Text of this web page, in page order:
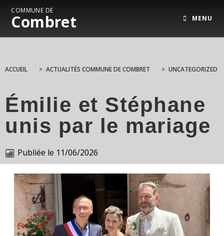
COMMUNE DE
Combret MENU
ACCUEIL > ACTUALITÉS COMMUNE DE COMBRET > UNCATEGORIZED
Émilie et Stéphane
unis par le mariage
Publiée le 11/06/2026